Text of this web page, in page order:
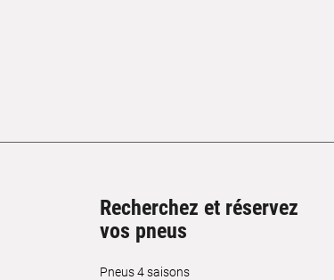
Recherchez et réservez
vos pneus
Pneus 4 saisons